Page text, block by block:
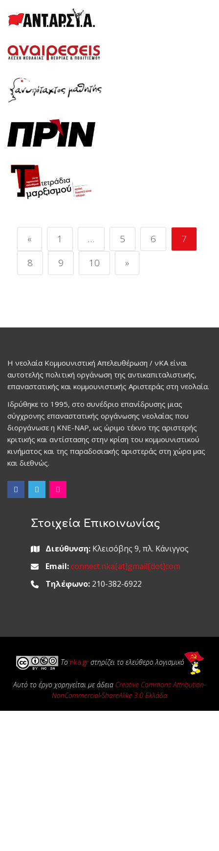
« 1 … 5 6
7
8
9 10 »
Η νεολαία Κομμουνιστική Απελευθέρωση / νΚΑ είναι
αυτοτελής πολιτική οργάνωση της αντικαπιταλιστικής,
επαναστατικής και κομμουνιστικής Αριστεράς στη νεολαία.
Ιδρύθηκε το 1995, στο συνέδριο επανίδρυσης μιας
σύγχρονης επαναστατικής οργάνωσης νεολαίας που
διοργάνωσε η ΚΝΕ-ΝΑΡ, ως ώριμο τέκνο της αριστερής
κριτικής και αντίστασης στην κρίση του κομμουνιστικού
κινήματος και της παραδοσιακής αριστεράς στη χώρα μας
και διεθνώς.
Στοιχεία Επικοινωνίας
Διεύθυνση:Κλεισόβης 9, πλ. Κάνιγγος
Email: connect.nka[at]gmail[dot]com
Τηλέφωνο:210-382-6922
Το nka.gr στηρίζει το ελεύθερο λογισμικό
Αυτό το έργο χορηγείται με άδεια Creative Commons Attribution-
NonCommercial-ShareAlike 3.0 Ελλάδα